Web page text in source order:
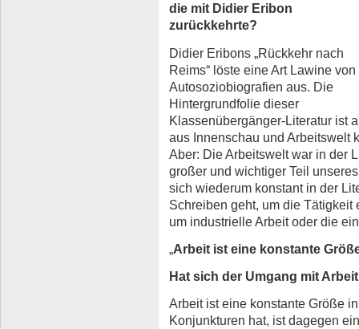
die mit Didier Eribon
zurückkehrte?
Didier Eribons „Rückkehr nach
Reims“ löste eine Art Lawine von
Autosoziobiografien aus. Die
Hintergrundfolie dieser
Klassenübergänger-Literatur ist
aus Innenschau und Arbeitswelt
Aber: Die Arbeitswelt war in der
großer und wichtiger Teil
sich wiederum konstant in der
Schreiben geht, um die
um industrielle Arbeit oder die
„Arbeit ist eine konstante
Hat sich der Umgang mit
Arbeit ist eine konstante Größe
Konjunkturen hat, ist dagegen